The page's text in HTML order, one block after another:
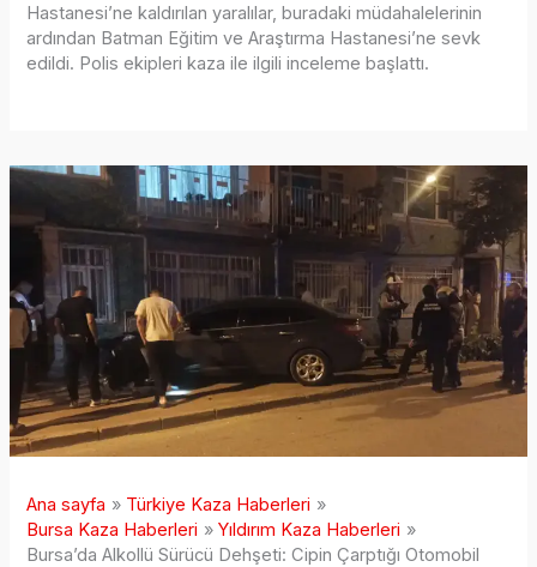
Hastanesi’ne kaldırılan yaralılar, buradaki müdahalelerinin
ardından Batman Eğitim ve Araştırma Hastanesi’ne sevk
edildi. Polis ekipleri kaza ile ilgili inceleme başlattı.
Ana sayfa
Türkiye Kaza Haberleri
Bursa Kaza Haberleri
Yıldırım Kaza Haberleri
Bursa’da Alkollü Sürücü Dehşeti: Cipin Çarptığı Otomobil